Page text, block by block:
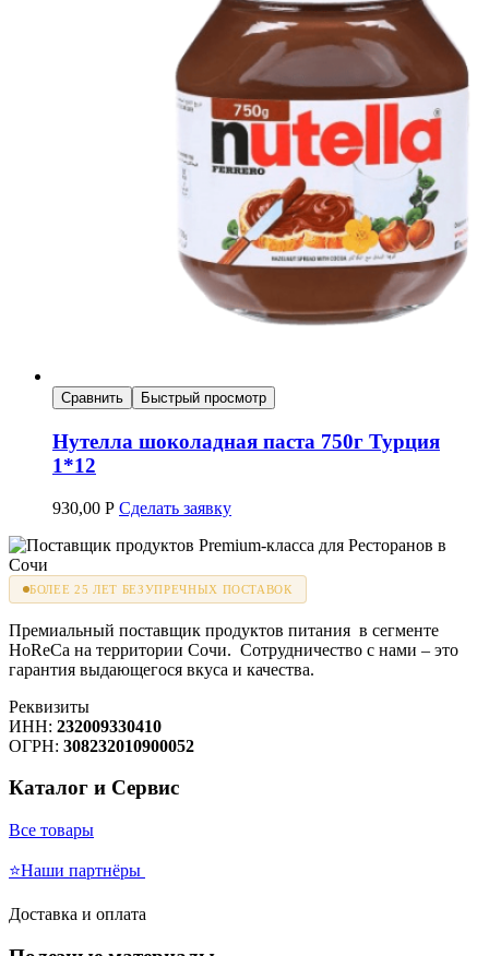
Сравнить Быстрый просмотр
Нутелла шоколадная паста 750г Турция
1*12
930,00 Р Сделать заявку
БОЛЕЕ 25 ЛЕТ БЕЗУПРЕЧНЫХ ПОСТАВОК
Премиальный поставщик продуктов питания в сегменте
HoReCa на территории Сочи. Сотрудничество с нами – это
гарантия выдающегося вкуса и качества.
Реквизиты
ИНН: 232009330410
ОГРН: 308232010900052
Каталог и Сервис
Все товары
⭐Наши партнёры
Доставка и оплата